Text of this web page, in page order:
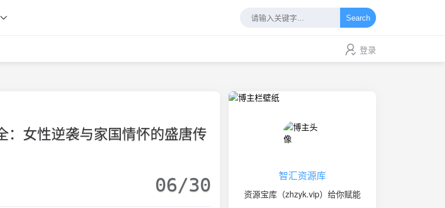
Search
登录
：女性逆袭与家国情怀的盛唐传
06/30 智汇资源库
资源宝库（zhzyk.vip）给你赋能